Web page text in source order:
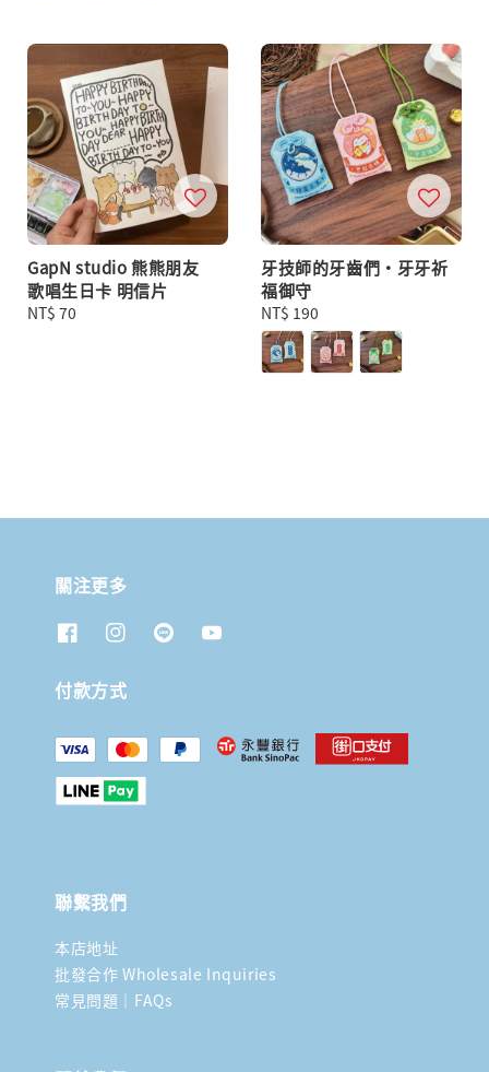
GapN studio 熊熊朋友
歌唱生日卡 明信片
Regular
NT$ 70
牙技師的牙齒們・牙牙祈
福御守
Regular
price
NT$ 190
關注更多
付款方式
聯繫我們
本店地址
批發合作 Wholesale Inquiries
常見問題｜FAQs